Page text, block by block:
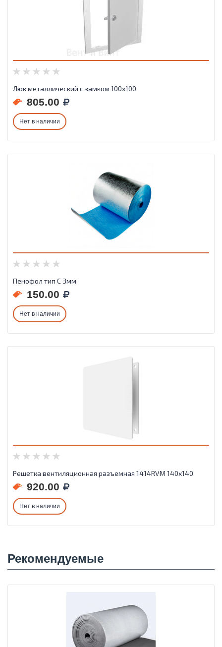
Люк металлический с замком 100х100
805.00
Нет в наличии
Пенофол тип С 3мм
150.00
Нет в наличии
Решетка вентиляционная разъемная 1414RVM 140х140
920.00
Нет в наличии
Рекомендуемые